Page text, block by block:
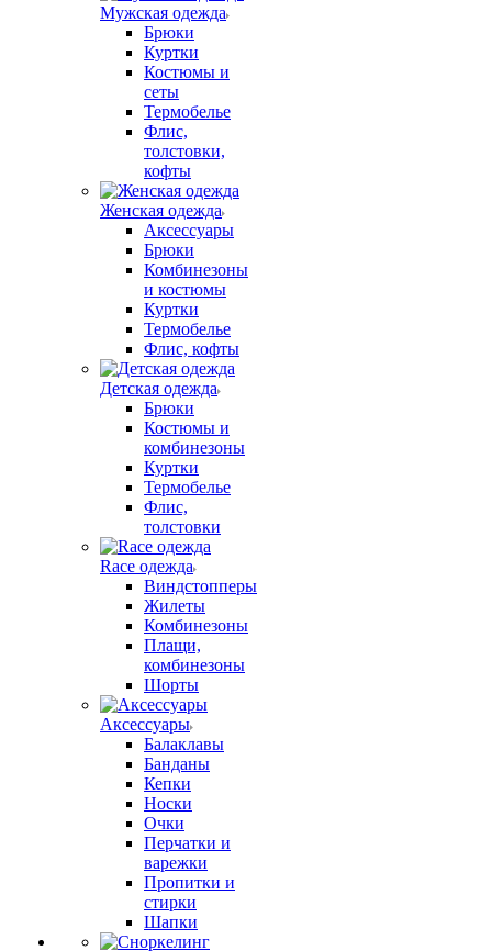
Мужская одежда
Брюки
Куртки
Костюмы и
сеты
Термобелье
Флис,
толстовки,
кофты
Женская одежда
Аксессуары
Брюки
Комбинезоны
и костюмы
Куртки
Термобелье
Флис, кофты
Детская одежда
Брюки
Костюмы и
комбинезоны
Куртки
Термобелье
Флис,
толстовки
Race одежда
Виндстопперы
Жилеты
Комбинезоны
Плащи,
комбинезоны
Шорты
Аксессуары
Балаклавы
Банданы
Кепки
Носки
Очки
Перчатки и
варежки
Пропитки и
стирки
Шапки